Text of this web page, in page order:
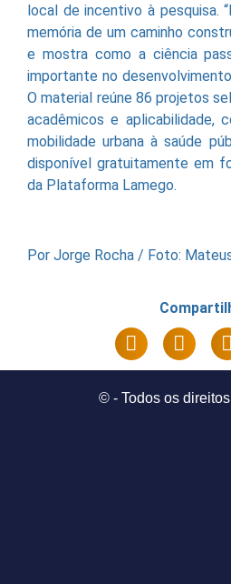
local de incentivo à pesquisa.
memória de um caminho
e mostra como a ciência
importante no
O material reúne 86 projetos
acadêmicos e aplicabilidade,
mobilidade urbana à saúde
disponível gratuitamente em
da Plataforma Lamego.
Por Jorge Rocha / Foto:
© - Todos os